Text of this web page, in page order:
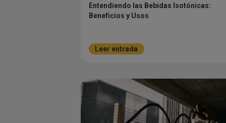
Entendiendo las Bebidas Isotónicas:
Beneficios y Usos
Leer entrada